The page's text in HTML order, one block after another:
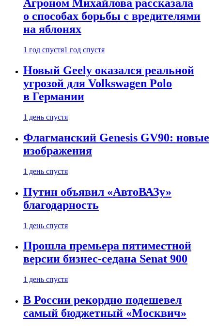
Агроном Михайлова рассказала
о способах борьбы с вредителями
на яблонях
1 год спустя1 год спустя
Новый Geely оказался реальной
угрозой для Volkswagen Polo
в Германии
1 день спустя
Флагманский Genesis GV90: новые
изображения
1 день спустя
Путин объявил «АвтоВАЗу»
благодарность
1 день спустя
Прошла премьера пятиместной
версии бизнес-седана Senat 900
1 день спустя
В России рекордно подешевел
самый бюджетный «Москвич»